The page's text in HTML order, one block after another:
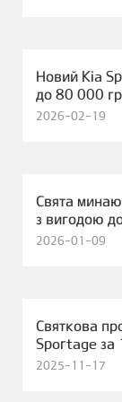
Новий Kia
до 80 000
2026-02-19
Свята
з вигодою
2026-01-09
Святкова
Sportage за
2025-11-17